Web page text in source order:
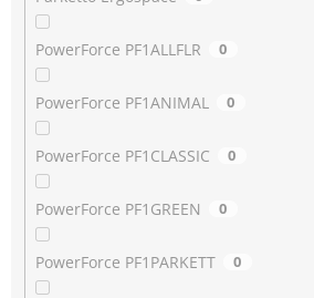
PowerForce PF1ALLFLR 0
PowerForce PF1ANIMAL 0
PowerForce PF1CLASSIC 0
PowerForce PF1GREEN 0
PowerForce PF1PARKETT 0